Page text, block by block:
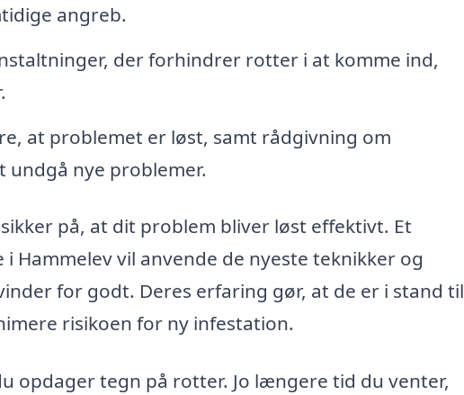
angreb.
der forhindrer rotter i at komme ind,
at problemet er løst, samt rådgivning om
undgå nye problemer.
på, at dit problem bliver løst effektivt. Et
Hammelev vil anvende de nyeste teknikker og
for godt. Deres erfaring gør, at de er i stand til
risikoen for ny infestation.
opdager tegn på rotter. Jo længere tid du venter,